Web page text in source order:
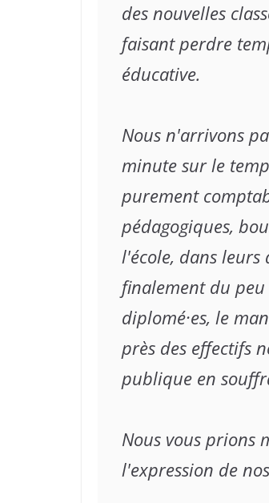
des nouvelles
faisant perdre
éducative.
Nous n'arrivons
minute sur le
purement
pédagogiques,
l'école, dans
finalement du peu
diplomé·es, le
près des effectifs
publique en
Nous vous prions
l'expression de